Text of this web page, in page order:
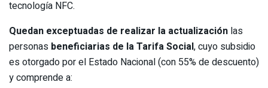
tecnología NFC.
Quedan exceptuadas de realizar la actualización las
personas beneficiarias de la Tarifa Social, cuyo subsidio
es otorgado por el Estado Nacional (con 55% de descuento)
y comprende a: